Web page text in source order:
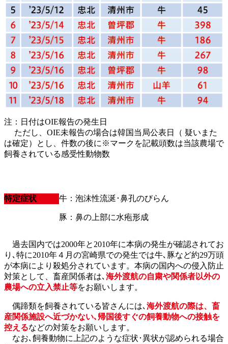
注：日付はOIE報告の発生日
ただし、OIE未報告の場合は韓国当局公表日（ 疑いまた
は確定）とし、件数の後に※マークを記載頭数は当該農場で
飼養されている感受性動物数
特定症状 牛：泡沫性流涎･鼻孔のびらん
豚：鼻の上部に水疱形成
過去国内では2000年と2010年に本病の発生が確認されてお
り､特に2010年４月の宮崎県での発生では牛､豚など約29万頭
が本病により殺処分されています。本病の国内への侵入防止
対策として、畜産関係者は､ 海外渡航の自粛や関係者以外の
農場への立入禁止等をお願いします。
偶蹄類を飼養されている皆さんには､ 海外渡航の際は、畜
産関係施設へ近づかない､帰国後すぐの飼養動物への接触を
控えるなどの対策をお願いします。
なお､飼養動物に上記のような症状･異状が認められる場合